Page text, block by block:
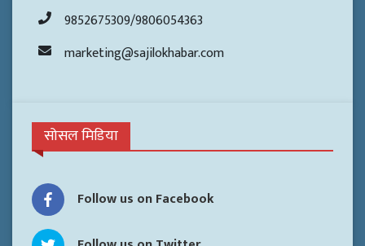
9852675309/9806054363
marketing@sajilokhabar.com
सोसल मिडिया
Follow us on Facebook